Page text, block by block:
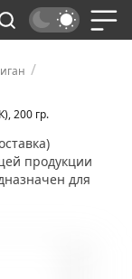
/
200 гр.
продукции
для